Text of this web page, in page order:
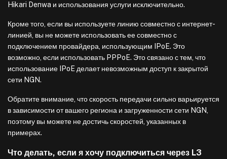
Hikari Denwa и использования услуги исключительно.
Кроме того, если вы используете линию совместно с интернет-
линией, вы не можете использовать ее совместно с
подключением провайдера, использующим IPoE. Это
возможно, если использовать PPPoE. Это связано с тем, что
использование IPoE делает невозможным доступ к закрытой
сети NGN.
Обратите внимание, что скорость передачи сильно варьируется
в зависимости от вашего региона и загруженности сети NGN,
поэтому вы можете не достичь скоростей, указанных в
примерах.
Что делать, если я хочу подключиться через L3